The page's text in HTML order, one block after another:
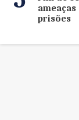
prisões